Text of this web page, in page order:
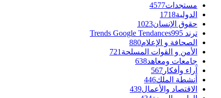
مستجدات4577
الدولية1718
حقوق الإنسان1023
ترند Trends Google Tendances 995
الصحافة و الإعلام880
الأمن و القوات المسلحة 721
جامعات ومعاهد638
آراء وأفكار 567
أنشطة الملك446
الاقتصاد والأعمال439